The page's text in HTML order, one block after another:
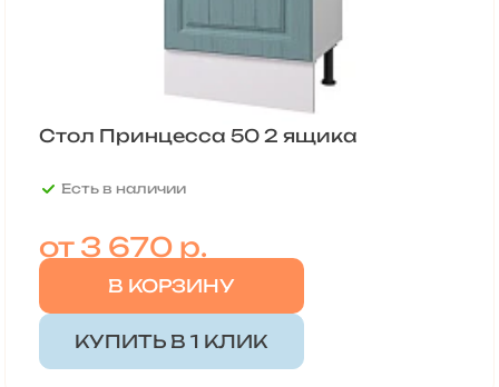
Стол Принцесса 50 2 ящика
Есть в наличии
от 3 670 р.
В КОРЗИНУ
КУПИТЬ В 1 КЛИК